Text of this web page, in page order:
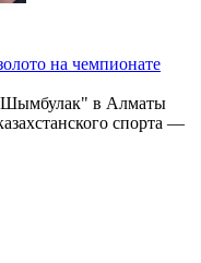
на чемпионате
в Алматы
спорта —